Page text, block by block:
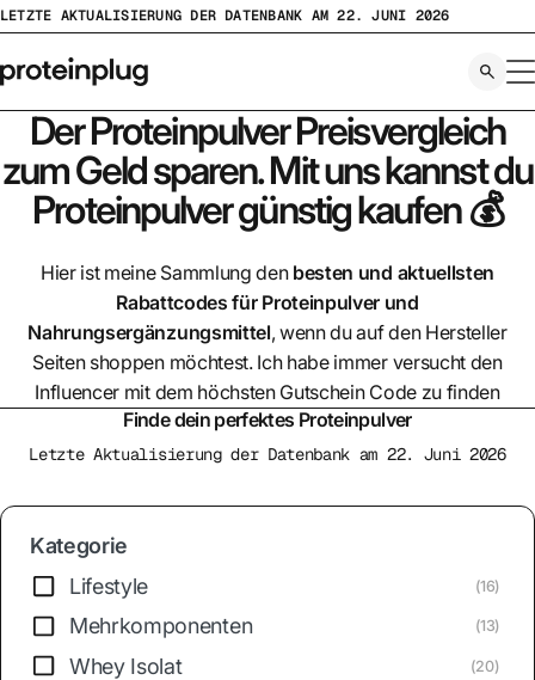
Zum
springen
LETZTE AKTUALISIERUNG DER DATENBANK AM 22. JUNI 2026
Der Proteinpulver Preisvergleich
zum Geld sparen. Mit uns kannst du
Proteinpulver günstig kaufen 💰
Hier ist meine Sammlung den besten und aktuellsten
Rabattcodes für Proteinpulver und
Nahrungsergänzungsmittel, wenn du auf den Hersteller
Seiten shoppen möchtest. Ich habe immer versucht den
Influencer mit dem höchsten Gutschein Code zu finden
Finde dein perfektes Proteinpulver
Letzte Aktualisierung der Datenbank am 22. Juni 2026
Kategorie
Lifestyle
(16)
Mehrkomponenten (13)
Whey Isolat (20)